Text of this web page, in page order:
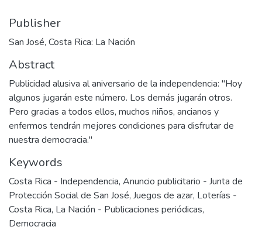
Publisher
San José, Costa Rica: La Nación
Abstract
Publicidad alusiva al aniversario de la independencia: "Hoy
algunos jugarán este número. Los demás jugarán otros.
Pero gracias a todos ellos, muchos niños, ancianos y
enfermos tendrán mejores condiciones para disfrutar de
nuestra democracia."
Keywords
Costa Rica - Independencia, Anuncio publicitario - Junta de
Protección Social de San José, Juegos de azar, Loterías -
Costa Rica, La Nación - Publicaciones periódicas,
Democracia